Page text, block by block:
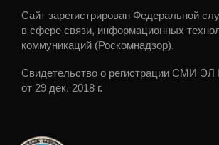
Сайт зарегистрирован Федеральной
в сфере связи, информационных
коммуникаций (Роскомнадзор).
Свидетельство о регистрации СМИ
от 29 дек. 2018 г.